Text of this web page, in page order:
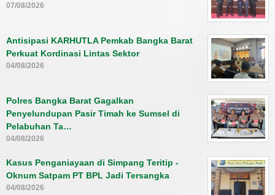
07/08/2026
Antisipasi KARHUTLA Pemkab Bangka Barat
Perkuat Kordinasi Lintas Sektor
04/08/2026
Polres Bangka Barat Gagalkan
Penyelundupan Pasir Timah ke Sumsel di
Pelabuhan Ta…
04/08/2026
Kasus Penganiayaan di Simpang Teritip -
Oknum Satpam PT BPL Jadi Tersangka
04/08/2026